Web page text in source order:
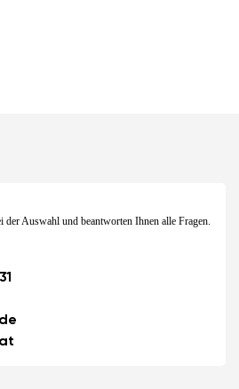
der Auswahl und beantworten Ihnen alle Fragen.